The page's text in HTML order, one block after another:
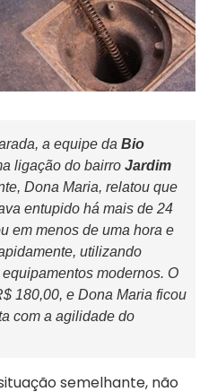
a equipe da Bio
ligação do bairro Jardim
Dona Maria, relatou que
entupido há mais de 24
em menos de uma hora e
utilizando
modernos. O
180,00, e Dona Maria ficou
com a agilidade do
semelhante, não